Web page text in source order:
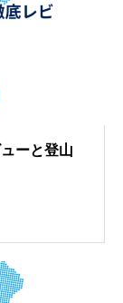
ーと登山